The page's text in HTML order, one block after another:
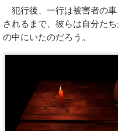
犯行後、一行は被害者の
されるまで、彼らは自分た
の中にいたのだろう。